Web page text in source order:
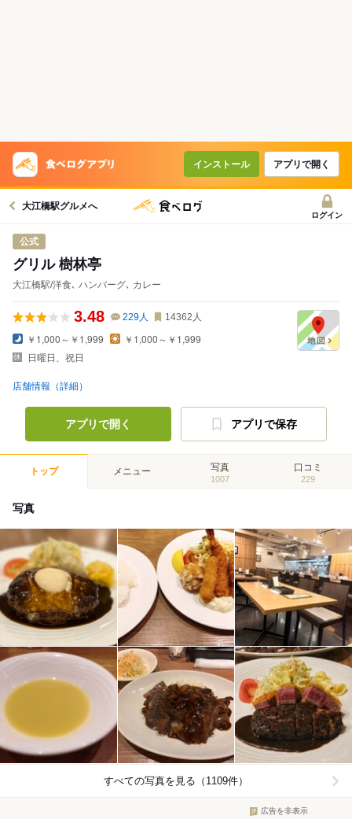
インストール アプリで開く
大江橋駅グルメへ
ログイン
公式
グリル 樹林亭
大江橋駅/洋食､ ハンバーグ､ カレー
3.48 229人 14362 人
￥1,000～￥1,999
￥1,000～￥1,999
日曜日、祝日
店舗情報（詳細）
アプリで開く アプリで保存
トップ メニュー 写真
1007
口コミ
229
写真
すべての写真を見る（1109件）
広告を非表示